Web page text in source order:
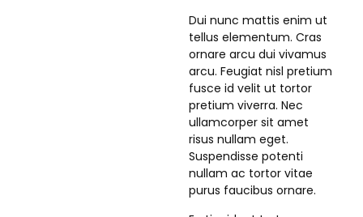
Dui nunc mattis enim ut
tellus elementum. Cras
ornare arcu dui vivamus
arcu. Feugiat nisl pretium
fusce id velit ut tortor
pretium viverra. Nec
ullamcorper sit amet
risus nullam eget.
Suspendisse potenti
nullam ac tortor vitae
purus faucibus ornare.